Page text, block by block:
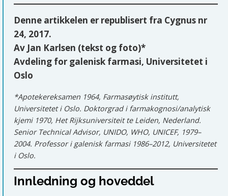
Denne artikkelen er republisert fra Cygnus nr
24, 2017.
Av Jan Karlsen (tekst og foto)*
Avdeling for galenisk farmasi, Universitetet i
Oslo
*Apotekereksamen 1964, Farmasøytisk institutt,
Universitetet i Oslo. Doktorgrad i farmakognosi/analytisk
kjemi 1970, Het Rijksuniversiteit te Leiden, Nederland.
Senior Technical Advisor, UNIDO, WHO, UNICEF, 1979–
2004. Professor i galenisk farmasi 1986–2012, Universitetet
i Oslo.
Innledning og hoveddel